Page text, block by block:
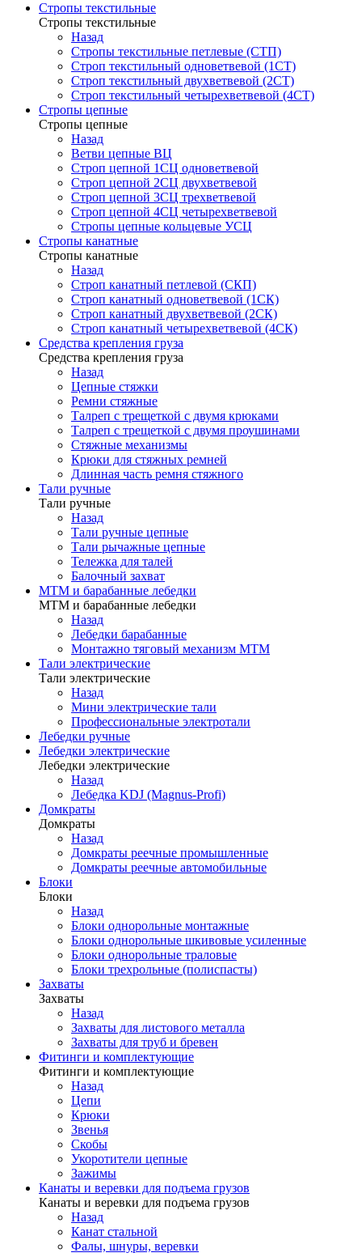
Стропы текстильные
Стропы текстильные
Назад
Стропы текстильные петлевые (СТП)
Строп текстильный одноветвевой (1СТ)
Строп текстильный двухветвевой (2СТ)
Строп текстильный четырехветвевой (4СТ)
Стропы цепные
Стропы цепные
Назад
Ветви цепные ВЦ
Строп цепной 1СЦ одноветвевой
Строп цепной 2СЦ двухветвевой
Строп цепной 3СЦ трехветвевой
Строп цепной 4СЦ четырехветвевой
Стропы цепные кольцевые УСЦ
Стропы канатные
Стропы канатные
Назад
Строп канатный петлевой (СКП)
Строп канатный одноветвевой (1СК)
Строп канатный двухветвевой (2СК)
Строп канатный четырехветвевой (4СК)
Средства крепления груза
Средства крепления груза
Назад
Цепные стяжки
Ремни стяжные
Талреп с трещеткой с двумя крюками
Талреп с трещеткой с двумя проушинами
Стяжные механизмы
Крюки для стяжных ремней
Длинная часть ремня стяжного
Тали ручные
Тали ручные
Назад
Тали ручные цепные
Тали рычажные цепные
Тележка для талей
Балочный захват
МТМ и барабанные лебедки
МТМ и барабанные лебедки
Назад
Лебедки барабанные
Монтажно тяговый механизм МТМ
Тали электрические
Тали электрические
Назад
Мини электрические тали
Профессиональные электротали
Лебедки ручные
Лебедки электрические
Лебедки электрические
Назад
Лебедка KDJ (Magnus-Profi)
Домкраты
Домкраты
Назад
Домкраты реечные промышленные
Домкраты реечные автомобильные
Блоки
Блоки
Назад
Блоки однорольные монтажные
Блоки однорольные шкивовые усиленные
Блоки однорольные траловые
Блоки трехрольные (полиспасты)
Захваты
Захваты
Назад
Захваты для листового металла
Захваты для труб и бревен
Фитинги и комплектующие
Фитинги и комплектующие
Назад
Цепи
Крюки
Звенья
Скобы
Укоротители цепные
Зажимы
Канаты и веревки для подъема грузов
Канаты и веревки для подъема грузов
Назад
Канат стальной
Фалы, шнуры, веревки